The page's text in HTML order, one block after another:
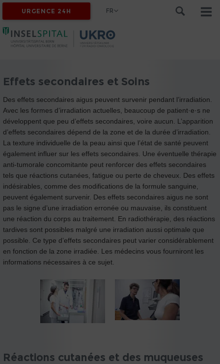
URGENCE 24H FR
Effets secondaires et Soins
Des effets secondaires aigus peuvent survenir pendant l’irradiation.
Avec les formes d’irradiation actuelles, beaucoup de patient·e·s ne
développent que peu d’effets secondaires, voire aucun. L’apparition
d’effets secondaires dépend de la zone et de la durée d’irradiation.
La texture individuelle de la peau ainsi que l’état de santé peuvent
également influer sur les effets secondaires. Une éventuelle thérapie
anti-tumorale concomitante peut renforcer des effets secondaires
tels que réactions cutanées, fatigue ou perte de cheveux. Des effets
indésirables, comme des modifications de la formule sanguine,
peuvent également survenir. Des effets secondaires aigus ne sont
pas le signe d’une irradiation erronée ou mauvaise, ils constituent
une réaction du corps au traitement. En radiothérapie, des réactions
tardives sont possibles malgré une irradiation aussi optimale que
possible. Ce type d’effets secondaires peut varier considérablement
en fonction de la zone irradiée. Les médecins vous fourniront les
informations nécessaires à ce sujet.
Réactions cutanées et des muqueuses